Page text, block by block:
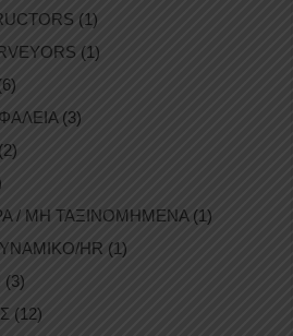
(1)
(1)
(3)
(2)
/ ΜΗ ΤΑΞΙΝΟΜΗΜΕΝΑ(1)
HR (1)
(3)
(12)